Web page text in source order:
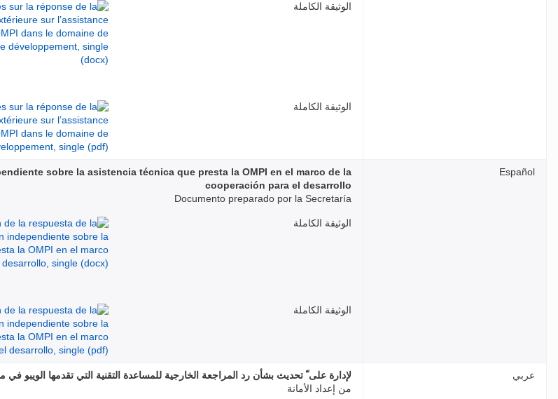
الوثيقة الكاملة
الوثيقة الكاملة
Español
sobre la asistencia técnica que presta la OMPI en el marco de la
cooperación para el desarrollo
Documento preparado por la Secretaría
الوثيقة الكاملة
الوثيقة الكاملة
عربي
لإدارة على ّ تحديث بشأن رد المراجعة الخارجية للمساعدة التقنية التي تقدمها الويبو في
من إعداد الأمانة